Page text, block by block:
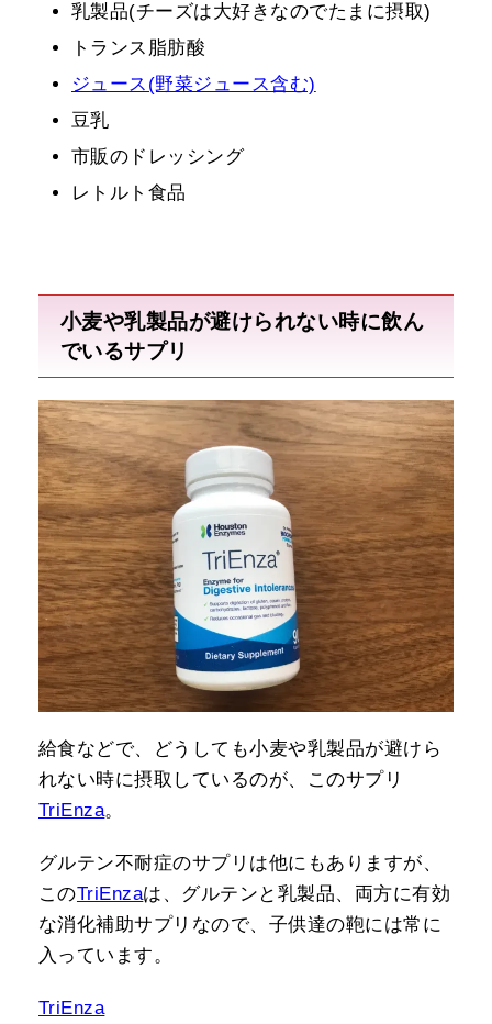
乳製品(チーズは大好きなのでたまに摂取)
トランス脂肪酸
ジュース(野菜ジュース含む)
豆乳
市販のドレッシング
レトルト食品
小麦や乳製品が避けられない時に飲ん
でいるサプリ
給食などで、どうしても小麦や乳製品が避けら
れない時に摂取しているのが、このサプリ
TriEnza。
グルテン不耐症のサプリは他にもありますが、
このTriEnzaは、グルテンと乳製品、両方に有効
な消化補助サプリなので、子供達の鞄には常に
入っています。
TriEnza